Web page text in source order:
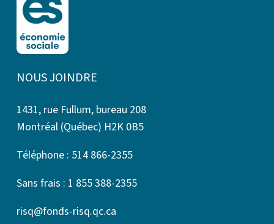
NOUS JOINDRE
1431, rue Fullum, bureau 208
Montréal (Québec) H2K 0B5
Téléphone : 514 866-2355
Sans frais : 1 855 388-2355
risq@fonds-risq.qc.ca